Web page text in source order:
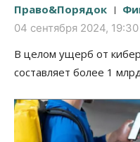
Право&Порядок
04 сентября 2024, 19:30
В целом ущерб от
составляет более 1